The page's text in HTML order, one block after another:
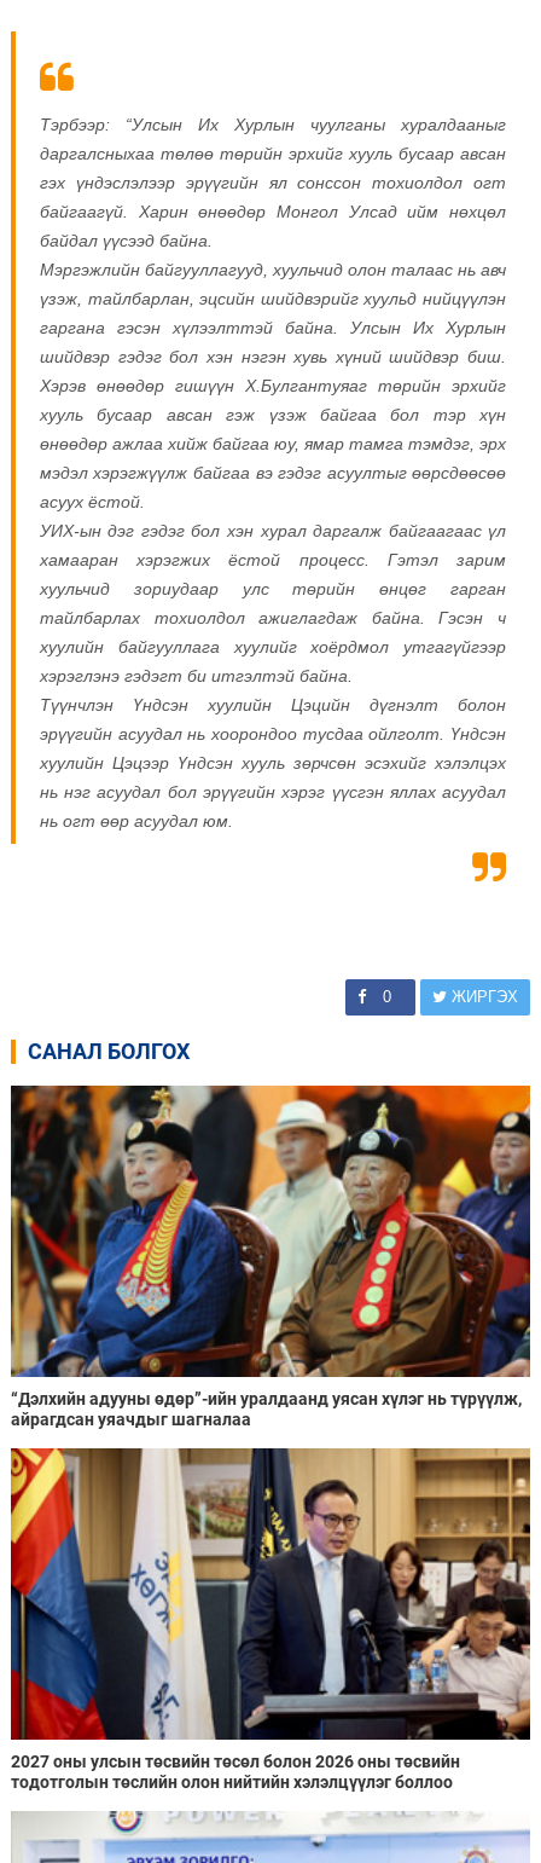
Тэрбээр: “Улсын Их Хурлын чуулганы хуралдааныг
даргалсныхаа төлөө төрийн эрхийг хууль бусаар авсан
гэх үндэслэлээр эрүүгийн ял сонссон тохиолдол огт
байгаагүй. Харин өнөөдөр Монгол Улсад ийм нөхцөл
байдал үүсээд байна.
Мэргэжлийн байгууллагууд, хуульчид олон талаас нь авч
үзэж, тайлбарлан, эцсийн шийдвэрийг хуульд нийцүүлэн
гаргана гэсэн хүлээлттэй байна.Улсын Их Хурлын
шийдвэр гэдэг бол хэн нэгэн хувь хүний шийдвэр биш.
Хэрэв өнөөдөр гишүүн Х.Булгантуяаг төрийн эрхийг
хууль бусаар авсан гэж үзэж байгаа бол тэр хүн
өнөөдөр ажлаа хийж байгаа юу, ямар тамга тэмдэг, эрх
мэдэл хэрэгжүүлж байгаа вэ гэдэг асуултыг өөрсдөөсөө
асуух ёстой.
УИХ-ын дэг гэдэг бол хэн хурал даргалж байгаагаас үл
хамааран хэрэгжих ёстой процесс. Гэтэл зарим
хуульчид зориудаар улс төрийн өнцөг гарган
тайлбарлах тохиолдол ажиглагдаж байна. Гэсэн ч
хуулийн байгууллага хуулийг хоёрдмол утгагүйгээр
хэрэглэнэ гэдэгт би итгэлтэй байна.
Түүнчлэн Үндсэн хуулийн Цэцийн дүгнэлт болон
эрүүгийн асуудал нь хоорондоо тусдаа ойлголт. Үндсэн
хуулийн Цэцээр Үндсэн хууль зөрчсөн эсэхийг хэлэлцэх
нь нэг асуудал бол эрүүгийн хэрэг үүсгэн яллах асуудал
нь огт өөр асуудал юм.
0 ЖИРГЭХ
САНАЛ БОЛГОХ
“Дэлхийн адууны өдөр”-ийн уралдаанд уясан хүлэг нь түрүүлж,
айрагдсан уяачдыг шагналаа
2027 оны улсын төсвийн төсөл болон 2026 оны төсвийн
тодотголын төслийн олон нийтийн хэлэлцүүлэг боллоо